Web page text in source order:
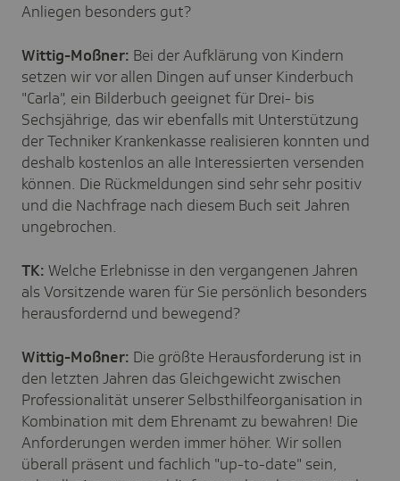
Anliegen besonders gut?
Wittig-Moßner: Bei der Aufklärung von Kindern
setzen wir vor allen Dingen auf unser Kinderbuch
"Carla", ein Bilderbuch geeignet für Drei- bis
Sechsjährige, das wir ebenfalls mit Unterstützung
der Techniker Krankenkasse realisieren konnten und
deshalb kostenlos an alle Interessierten versenden
können. Die Rückmeldungen sind sehr sehr positiv
und die Nachfrage nach diesem Buch seit Jahren
ungebrochen.
TK: Welche Erlebnisse in den vergangenen Jahren
als Vorsitzende waren für Sie persönlich besonders
herausfordernd und bewegend?
Wittig-Moßner: Die größte Herausforderung ist in
den letzten Jahren das Gleichgewicht zwischen
Professionalität unserer Selbsthilfeorganisation in
Kombination mit dem Ehrenamt zu bewahren! Die
Anforderungen werden immer höher. Wir sollen
überall präsent und fachlich "up-to-date" sein,